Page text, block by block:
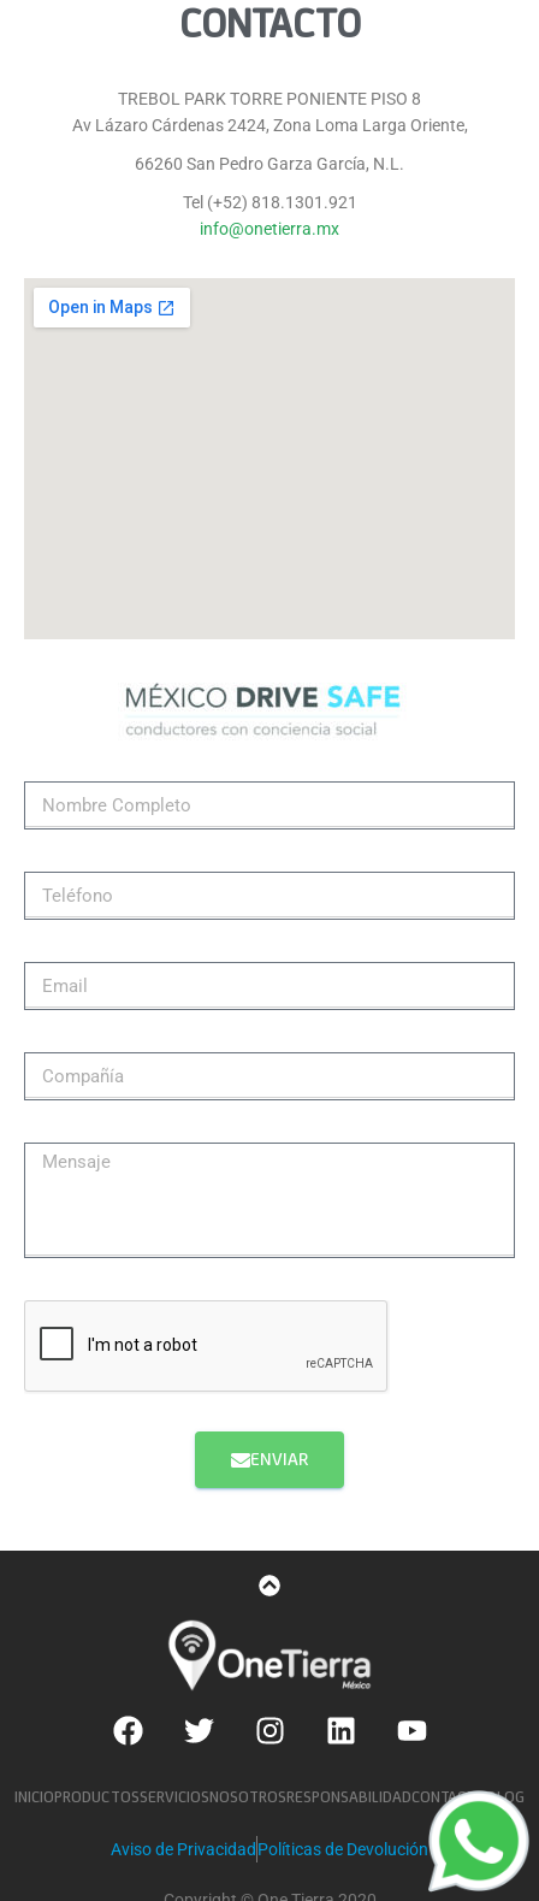
CONTACTO
TREBOL PARK TORRE PONIENTE PISO 8
Av Lázaro Cárdenas 2424, Zona Loma Larga Oriente,
66260 San Pedro Garza García, N.L.
Tel (+52) 818.1301.921
info@onetierra.mx
ENVIAR
INICIO PRODUCTOSSERVICIOS NOSOTROS RESPONSABILIDADCONTACTOBLOG
Aviso de Privacidad Políticas de Devolución